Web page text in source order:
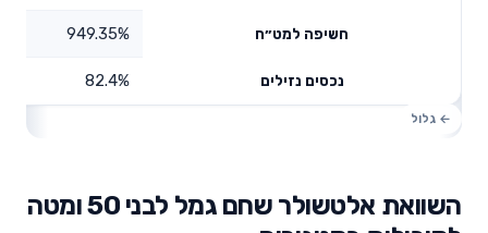
חשיפה למט״ח 949.35%
נכסים נזילים 82.4%
השוואת אלטשולר שחם גמל לבני 50 ומטה